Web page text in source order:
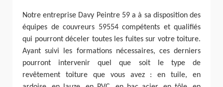
Notre entreprise Davy Peintre 59 a à sa disposition des
équipes de couvreurs 59554 compétents et qualifiés
qui pourront déceler toutes les fuites sur votre toiture.
Ayant suivi les formations nécessaires, ces derniers
pourront intervenir quel que soit le type de
revêtement toiture que vous avez : en tuile, en